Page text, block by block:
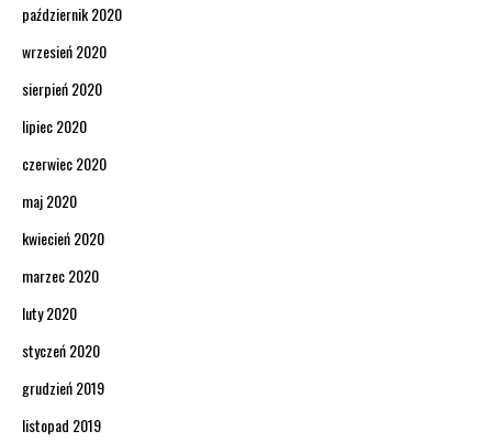
październik 2020
wrzesień 2020
sierpień 2020
lipiec 2020
czerwiec 2020
maj 2020
kwiecień 2020
marzec 2020
luty 2020
styczeń 2020
grudzień 2019
listopad 2019